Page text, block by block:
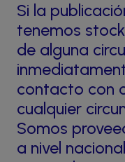
Si la
tenemos
de alguna
contacto con
cualquier
Somos
a nivel